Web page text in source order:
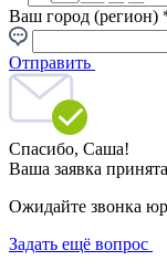
Ваш город (регион)
Отправить
Спасибо, Саша!
Ваша заявка принята
Ожидайте звонка
Задать ещё вопрос